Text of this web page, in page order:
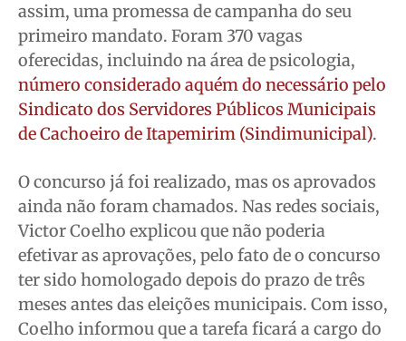
assim, uma promessa de campanha do seu
primeiro mandato. Foram 370 vagas
oferecidas, incluindo na área de psicologia,
número considerado aquém do necessário pelo
Sindicato dos Servidores Públicos Municipais
de Cachoeiro de Itapemirim (Sindimunicipal).
O concurso já foi realizado, mas os aprovados
ainda não foram chamados. Nas redes sociais,
Victor Coelho explicou que não poderia
efetivar as aprovações, pelo fato de o concurso
ter sido homologado depois do prazo de três
meses antes das eleições municipais. Com isso,
Coelho informou que a tarefa ficará a cargo do